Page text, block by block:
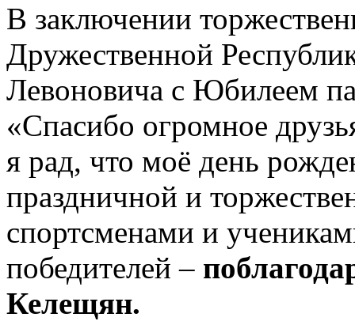
В заключении
Дружественной
Левоновича с Юбилеем
«Спасибо огромное
я рад, что моё день
праздничной и
спортсменами и
победителей –
Келещян.